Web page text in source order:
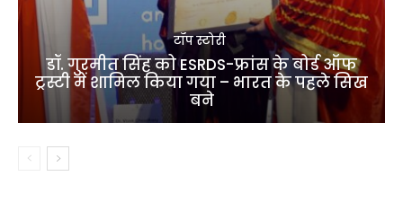
टॉप स्टोरी
डॉ. गुरमीत सिंह को ESRDS-फ्रांस के बोर्ड ऑफ
ट्रस्टी में शामिल किया गया – भारत के पहले सिख
बने